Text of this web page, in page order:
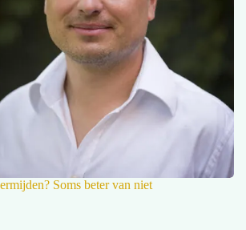
Soms beter van niet